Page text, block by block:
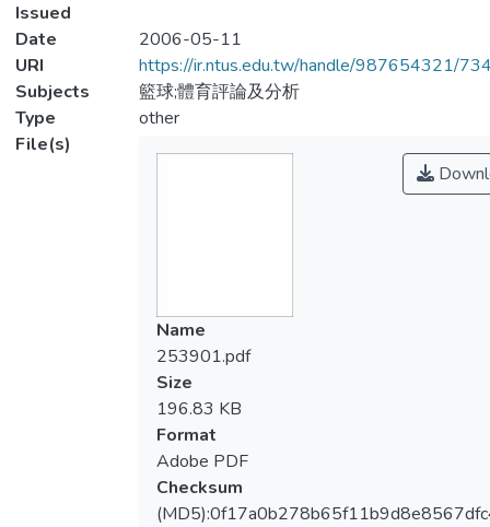
Issued
Date
2006-05-11
URI
https://ir.ntus.edu.tw/handle/987654321/
Subjects
籃球;體育評論及分析
Type
other
File(s)
Name
253901.pdf
Size
196.83 KB
Format
Adobe PDF
Checksum